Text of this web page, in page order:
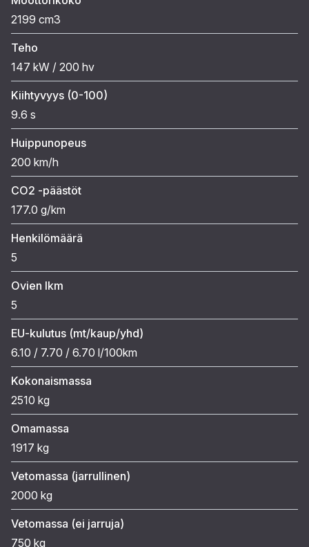
2199 cm3
Teho
147 kW / 200 hv
Kiihtyvyys (0-100)
9.6 s
Huippunopeus
200 km/h
CO2 -päästöt
177.0 g/km
Henkilömäärä
5
Ovien lkm
5
EU-kulutus (mt/kaup/yhd)
6.10 / 7.70 / 6.70 l/100km
Kokonaismassa
2510 kg
Omamassa
1917 kg
Vetomassa (jarrullinen)
2000 kg
Vetomassa (ei jarruja)
750 kg